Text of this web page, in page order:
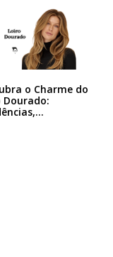
o Charme do
Dourado: